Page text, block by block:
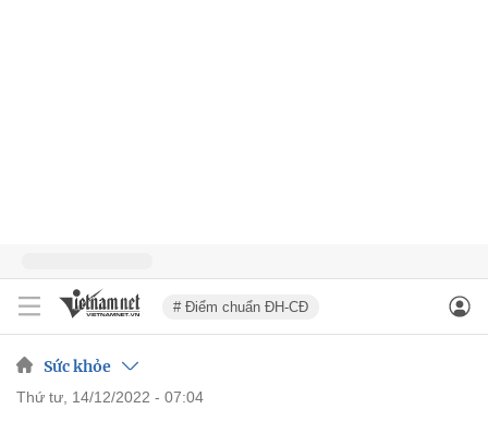
# Điểm chuẩn ĐH-CĐ
Sức khỏe
thứ tư, 14/12/2022 - 07:04